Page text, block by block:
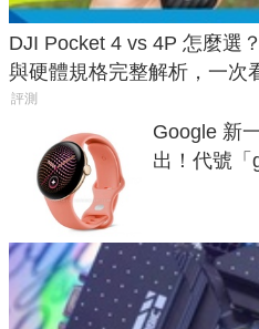
DJI Pocket 4 vs 4P 怎麼選
與硬體規格完整解析，一次
評測
Google 新
出！代號「